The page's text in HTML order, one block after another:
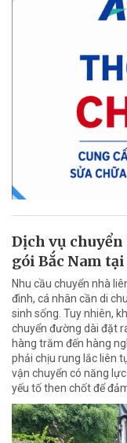
Dịch vụ
gói Bắc Nam
Nhu cầu chuyển nhà
đình, cá nhân cần di
sinh sống. Tuy nhiên,
chuyển đường dài đặt
hàng trăm đến hàng
phải chịu rung lắc liên
vận chuyển có năng
yếu tố then chốt để